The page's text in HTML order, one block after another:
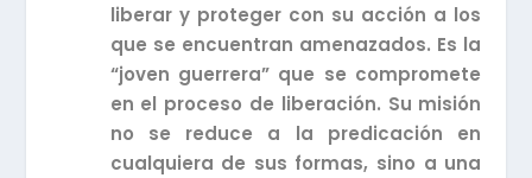
liberar y proteger con su acción a los
que se encuentran amenazados. Es la
“joven guerrera” que se compromete
en el proceso de liberación. Su misión
no se reduce a la predicación en
cualquiera de sus formas, sino a una